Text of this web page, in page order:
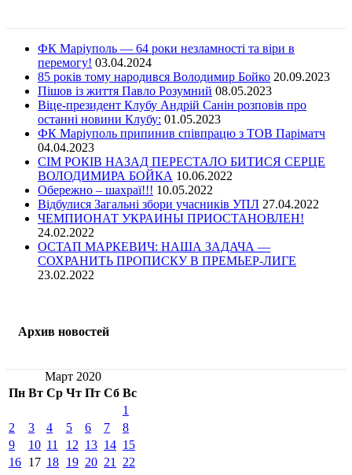
ФК Маріуполь — 64 роки незламності та віри в
перемогу! 03.04.2024
85 років тому народився Володимир Бойко 20.09.2023
Пішов із життя Павло Розумний 08.05.2023
Віце-президент Клубу Андрій Санін розповів про
останні новини Клубу: 01.05.2023
ФК Маріуполь припинив співпрацю з ТОВ Паріматч
04.04.2023
СІМ РОКІВ НАЗАД ПЕРЕСТАЛО БИТИСЯ СЕРЦЕ
ВОЛОДИМИРА БОЙКА 10.06.2022
Обережно – шахраї!!! 10.05.2022
Відбулися Загальні збори учасників УПЛ 27.04.2022
ЧЕМПИОНАТ УКРАИНЫ ПРИОСТАНОВЛЕН!
24.02.2022
ОСТАП МАРКЕВИЧ: НАША ЗАДАЧА —
СОХРАНИТЬ ПРОПИСКУ В ПРЕМЬЕР-ЛИГЕ
23.02.2022
Архив новостей
Март 2020
Пн Вт Ср Чт Пт Сб Вс
1
2
3 4 5 6 7
8
9
10 11 12 13 14 15
16 17 18 19 20 21
22